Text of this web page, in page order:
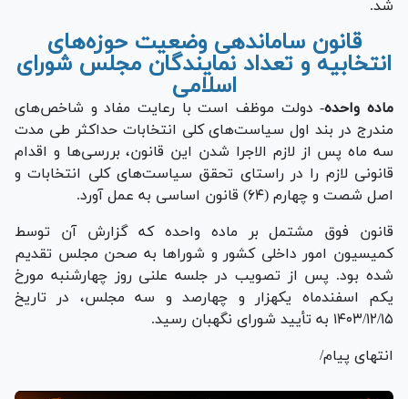
شد.
قانون ساماندهی وضعیت حوزه‌های
انتخابیه و تعداد نمایندگان مجلس شورای
اسلامی
ماده واحده- دولت موظف است با رعایت مفاد و شاخص‌های
مندرج در بند اول سیاست‌های کلی انتخابات حداکثر طی مدت
سه ماه پس از لازم الاجرا شدن این قانون، بررسی‌ها و اقدام
قانونی لازم را در راستای تحقق سیاست‌های کلی انتخابات و
اصل شصت و چهارم (۶۴) قانون اساسی به عمل آورد.
قانون فوق مشتمل بر ماده واحده که گزارش آن توسط
کمیسیون امور داخلی کشور و شورا‌ها به صحن مجلس تقدیم
شده بود. پس از تصویب در جلسه علنی روز چهارشنبه مورخ
یکم اسفندماه یکهزار و چهارصد و سه مجلس، در تاریخ
۱۴۰۳/۱۲/۱۵ به تأیید شورای نگهبان رسید.
انتهای پیام/